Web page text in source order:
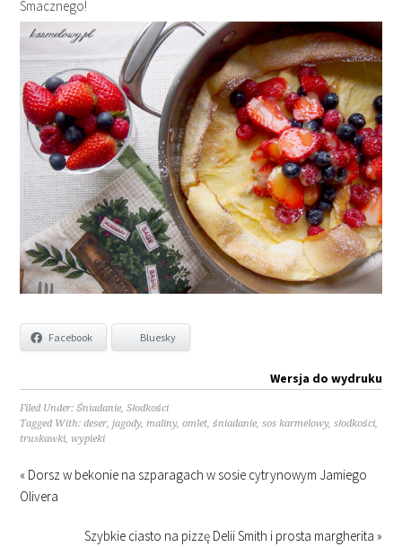
Smacznego!
Facebook Bluesky
Wersja do wydruku
Filed Under:Śniadanie,Słodkości
Tagged With:deser,jagody,maliny,omlet,śniadanie,sos karmelowy,słodkości,
truskawki,wypieki
« Dorsz w bekonie na szparagach w sosie cytrynowym Jamiego
Olivera
Szybkie ciasto na pizzę Delii Smith i prosta margherita »